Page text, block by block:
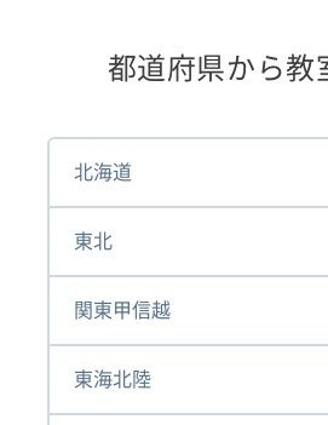
都道府県から教
北海道
東北
関東甲信越
東海北陸